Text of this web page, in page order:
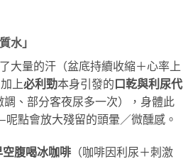
水」
大量的汗（盆底持續收縮＋心率上
上必利勁本身引發的口乾與利尿代
調、部分客夜尿多一次），身體此
點會放大殘留的頭暈／微醺感。
腹喝冰咖啡（咖啡因利尿＋刺激